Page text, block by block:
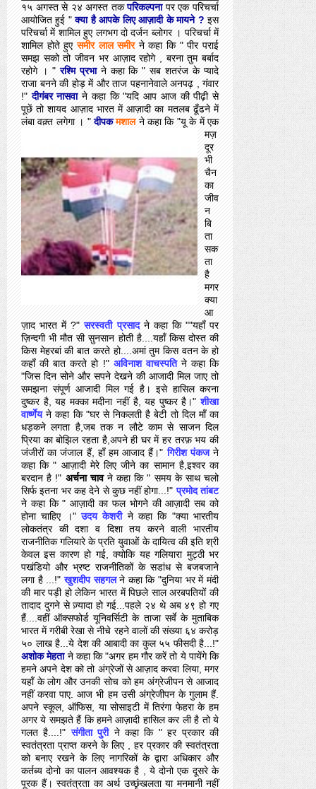
१५ अगस्त से २४ अगस्त तक परिकल्पना पर एक परिचर्चा
आयोजित हुई " क्या है आपके लिए आज़ादी के मायने ? इस
परिचर्चा में शामिल हुए लगभग दो दर्जन ब्लोगर । परिचर्चा में
शामिल होते हुए समीर लाल समीर ने कहा कि " पीर पराई
समझ सको तो जीवन भर आज़ाद रहोगे , बरना तुम बर्बाद
रहोगे । " रश्मि प्रभा नेकहा कि " सब शतरंज के प्यादे
राजा बनने की होड़ में और ताज पहनानेवाले अनपढ़ , गंवार
!" दीगंबर नासवा ने कहा कि "यदि आप आज की पीढ़ी से
पूछें तो शायद आज़ाद भारत में आज़ादी का मतलब ढूँढने में
लंबा वक़्त लगेगा । " दीपकमशाल ने कहा कि "यू के में एक
मज़
दूर
भी
चैन
का
जीव
न
बि
ता
सक
ता
है
मगर
क्या
आ
ज़ाद भारत में ?" सरस्वती प्रसाद ने कहा कि ""यहाँ पर
ज़िन्दगी भी मौत सी सुनसान होती है....यहाँ किस दोस्त की
किस मेहरबां की बात करते हो....अमां तुम किस वतन के हो
कहाँ की बात करते हो !" अविनाश वाचस्पति ने कहा कि
"जिस दिन सोने और सपने देखने की आजादी मिल जाए तो
समझना संपूर्ण आजादी मिल गई है। इसे हासिल करना
दुष्‍कर है, यह मक्‍का मदीना नहीं है, यह पुष्‍कर है।" शीखा
वार्ष्णेय ने कहा कि "घर से निकलती है बेटी तो दिल माँ का
धड़कने लगता है,जब तक न लौटे काम से साजन दिल
प्रिया का बोझिल रहता है,अपने ही घर में हर तरफ़ भय की
जंजीरों का जंजाल हैं, हाँ हम आजाद हैं।" गिरीश पंकज ने
कहा कि " आज़ादी मेरे लिए जीने का सामान है,इश्वर का
बरदान है !" अर्चना चावने कहा कि " समय के साथ चलो
सिर्फ इतना भर कह देने से कुछ नहीं होगा...!" प्रमोद तांबट
ने कहा कि " आज़ादी का फल भोगने की आज़ादी सब को
होना चाहिए ।" उदय केशरी ने कहा कि "क्या भारतीय
लोकतंत्र की दशा व दिशा तय करने वाली भारतीय
राजनीतिक गलियारे के प्रति युवाओं के दायित्व की इति श्री
केवल इस कारण हो गई, क्योकि यह गलियारा मुट्ठी भर
पखंडियो और भ्रष्ट राजनीतिकों के सडांध से बजबजाने
लगा है ...!" खुशदीप सहगल ने कहा कि "दुनिया भर में मंदी
की मार पड़ी हो लेकिन भारत में पिछले साल अरबपतियों की
तादाद दुगने से ज़्यादा हो गई...पहले २४ थे अब ४९ हो गए
हैं....वहीं ऑक्सफोर्ड यूनिवर्सिटी के ताजा सर्वे के मुताबिक
भारत में गरीबी रेखा से नीचे रहने वालों की संख्या ६४ करोड़
५० लाख है...ये देश की आबादी का कुल ५५ फीसदी है...!"
अशोक मेहता ने कहा कि "अगर हम गौर करें तो ये पायेंगे कि
हमने अपने देश को तो अंग्रेजों से आज़ाद करवा लिया, मगर
यहाँ के लोग और उनकी सोच को हम अंग्रेजीपन से आजाद
नहीं करवा पाए. आज भी हम उसी अंग्रेजीपन के गुलाम हैं.
अपने स्कूल, ऑफिस, या सोसाइटी में तिरंगा फेहरा के हम
अगर ये समझते हैं कि हमने आज़ादी हासिल कर ली है तो ये
गलत है....!" संगीता पुरी ने कहा कि " हर प्रकार की
स्‍वतंत्रता प्राप्‍त करने के लिए , हर प्रकार की स्‍वतंत्रता
को बनाए रखने के लिए नागरिकों के द्वारा अधिकार और
कर्तब्‍य दोनो का पालन आवश्‍यक है , ये दोनो एक दूसरे के
पूरक हैं। स्‍वतंत्रता का अर्थ उच्‍छृंखलता या मनमानी नहीं